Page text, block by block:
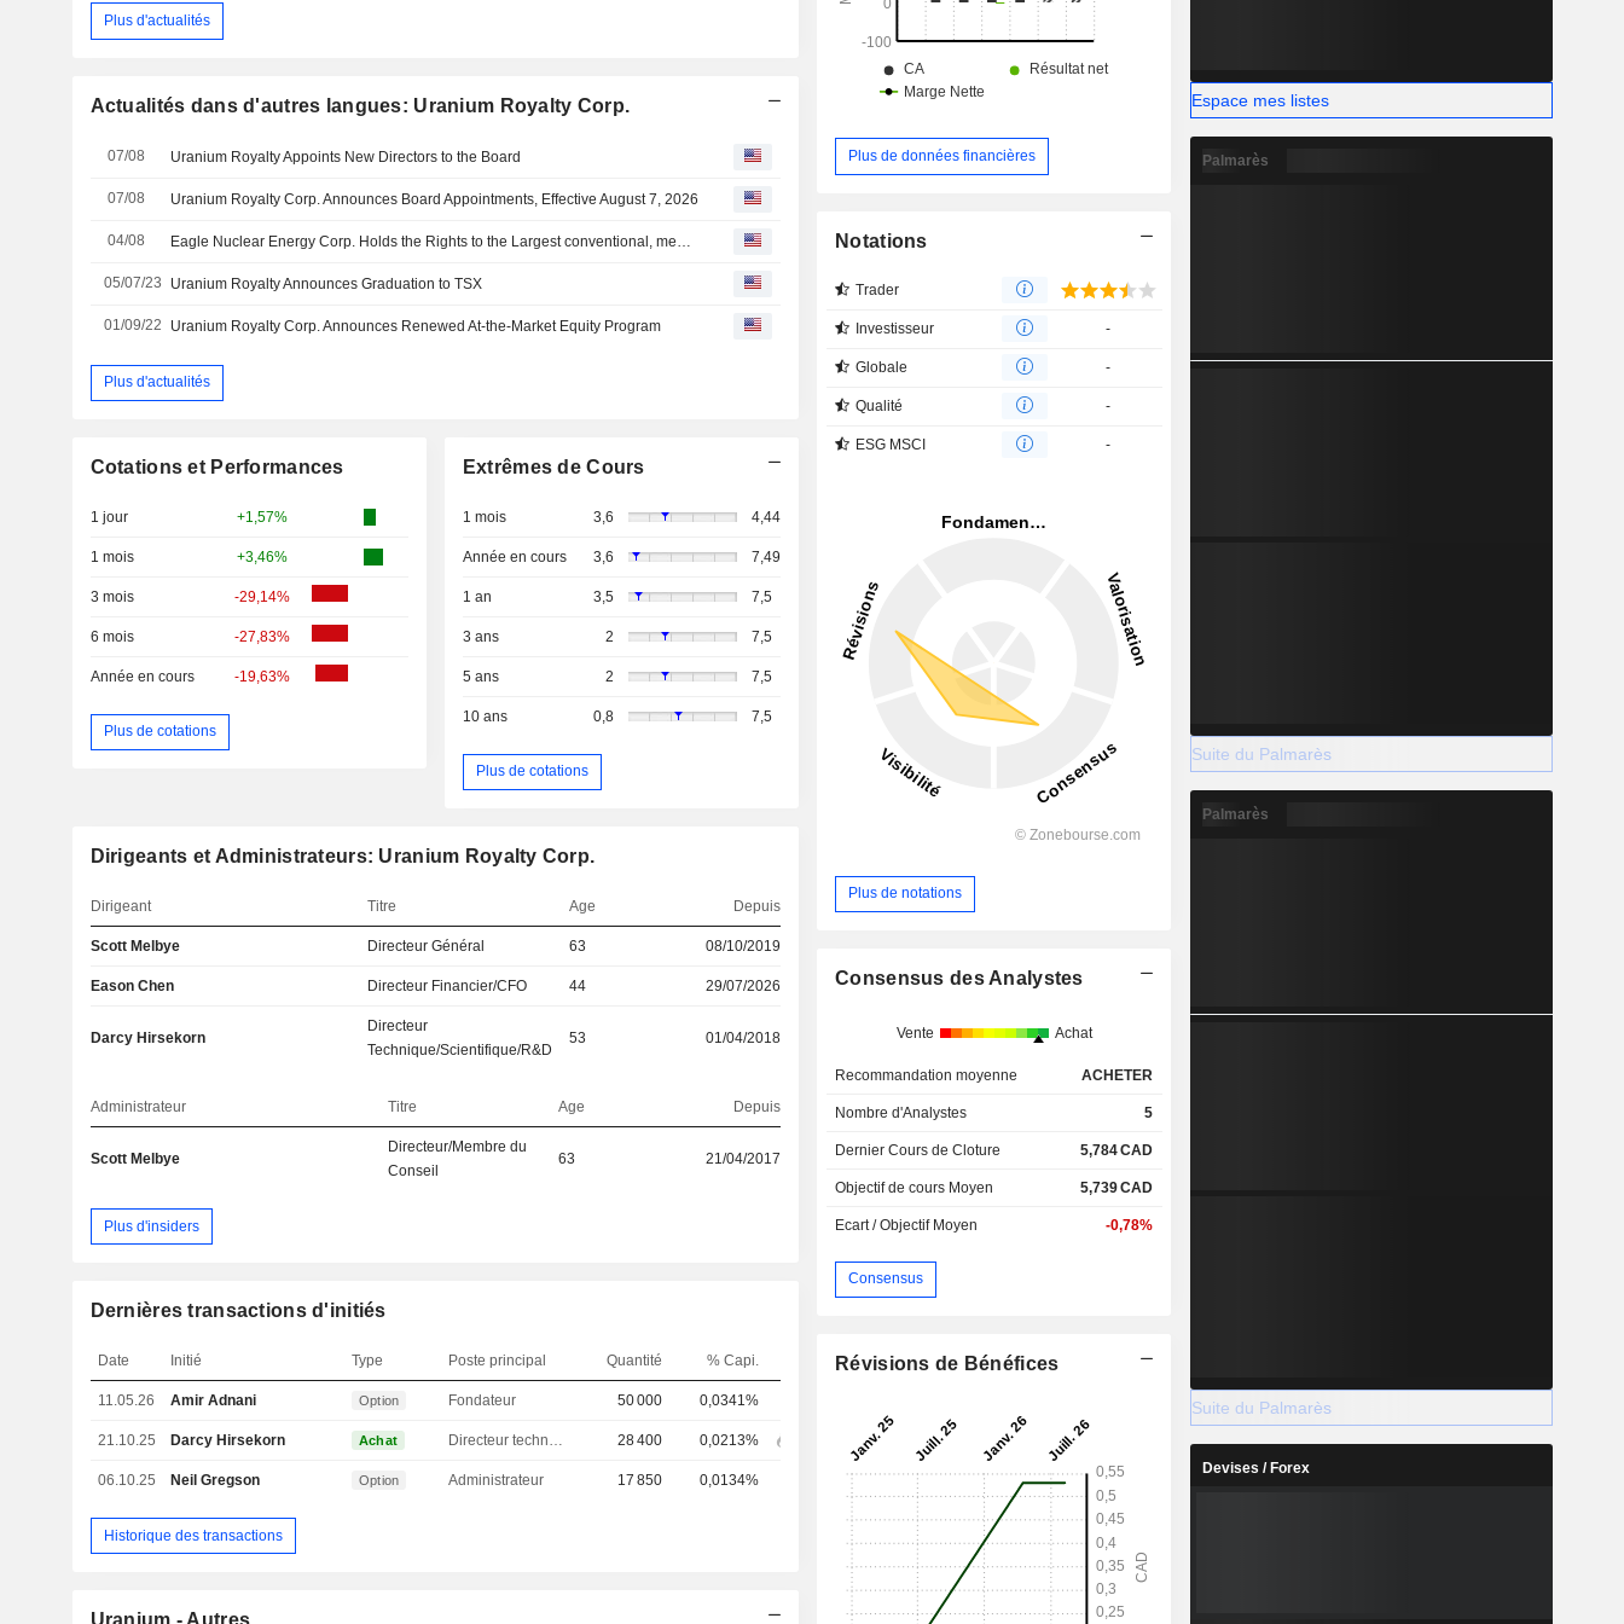
Plus d'actualités
Actualités dans d'autres langues: Uranium Royalty Corp.
07/08 Uranium Royalty Appoints New Directors to the Board
07/08 Uranium Royalty Corp. Announces Board Appointments, Effective August 7, 2026
04/08
05/07/23 Uranium Royalty Announces Graduation to TSX
01/09/22 Uranium Royalty Corp. Announces Renewed At-the-Market Equity Program
Plus d'actualités
Cotations et Performances
1 jour +1,57%
1 mois +3,46%
3 mois -29,14%
6 mois -27,83%
Année en cours -19,63%
Plus de cotations
Extrêmes de Cours
1 mois 3,6 4,44
Année en cours 3,6 7,49
1 an 3,5 7,5
3 ans 2 7,5
5 ans 2 7,5
10 ans 0,8 7,5
Plus de cotations
Dirigeants et Administrateurs: Uranium Royalty Corp.
Dirigeant Titre Age Depuis
Scott Melbye Directeur Général 63 08/10/2019
Eason Chen Directeur Financier/CFO 44 29/07/2026
Darcy Hirsekorn
Directeur
Technique/Scientifique/R&D
53 01/04/2018
Administrateur Titre Age Depuis
Scott Melbye
Directeur/Membre du
Conseil
63 21/04/2017
Plus d'insiders
Dernières transactions d'initiés
Date Initié Type Poste principal Quantité % Capi.
11.05.26 Amir Adnani Option Fondateur 50 000 0,0341%
21.10.25 Darcy Hirsekorn Achat Directeur technique 28 400 0,0213%
06.10.25 Neil Gregson Option Administrateur 17 850 0,0134%
Historique des transactions
une redevance globale prioritaire de 2 % sur le
projet Aberdeen, au Nunavut.
Plus de données financières
Notations
Trader
Investisseur -
Globale -
Qualité -
ESG MSCI -
Plus de notations
Consensus des Analystes
Vente Achat
Recommandation moyenne ACHETER
Nombre d'Analystes 5
Dernier Cours de Cloture 5,784CAD
Objectif de cours Moyen 5,739CAD
Ecart / Objectif Moyen -0,78%
Consensus
Révisions de Bénéfices
Espace mes listes
Palmarès
Suite du Palmarès
Palmarès
Suite du Palmarès
Devises / Forex